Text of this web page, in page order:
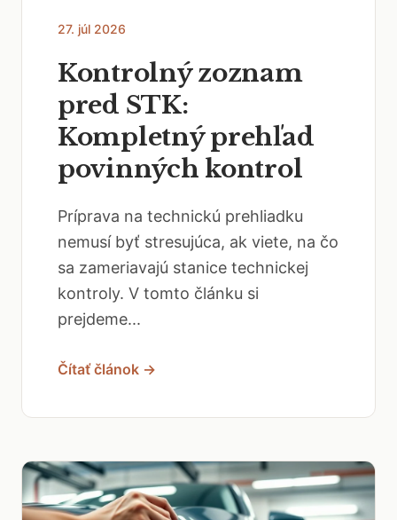
27. júl 2026
Kontrolný zoznam
pred STK:
Kompletný prehľad
povinných kontrol
Príprava na technickú prehliadku
nemusí byť stresujúca, ak viete, na čo
sa zameriavajú stanice technickej
kontroly. V tomto článku si
prejdeme...
Čítať článok →